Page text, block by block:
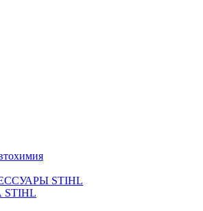
STIHL